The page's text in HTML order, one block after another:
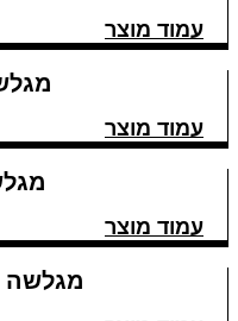
עמוד מוצר
עמוד מוצר
עמוד מוצר
מגלשה